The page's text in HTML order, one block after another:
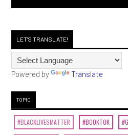
LET'S TRANSLATE!
Powered by Translate
TOPIC
#BLACKLIVESMATTER #BOOKTOK